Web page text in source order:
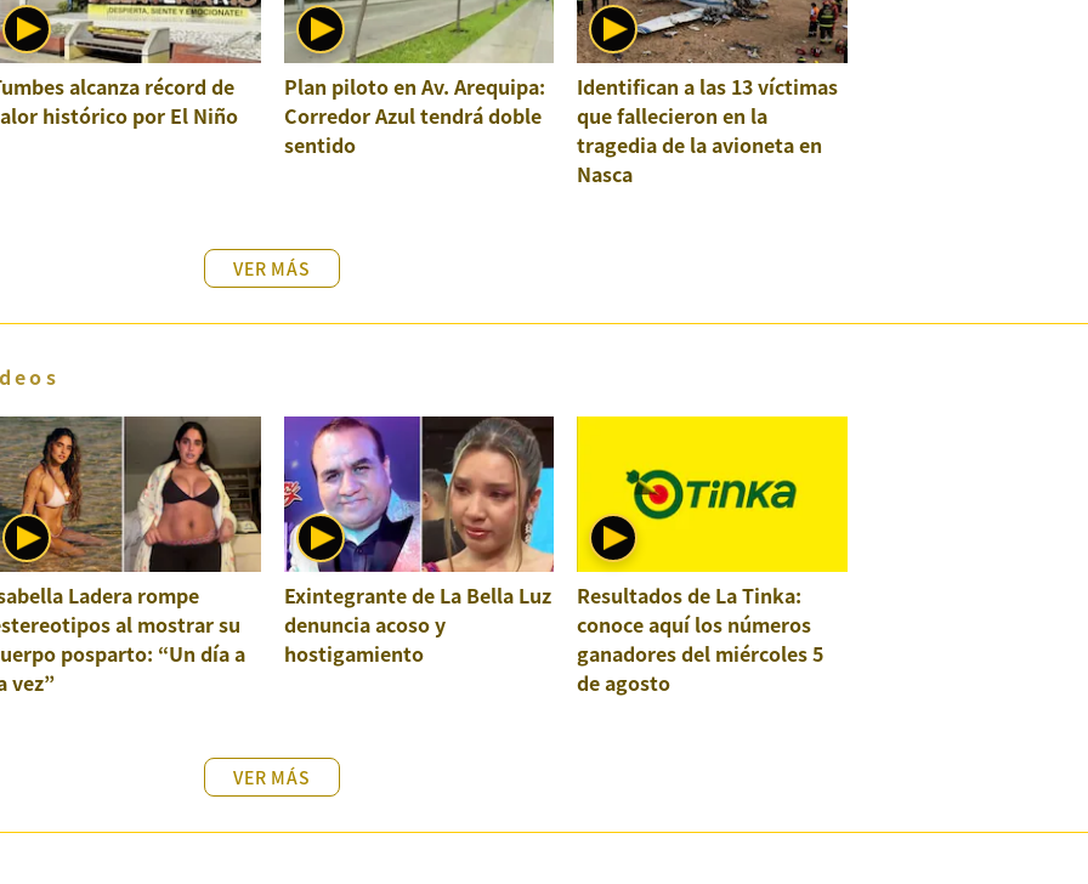
alcanza récord de
histórico por El Niño
Plan piloto en Av. Arequipa:
Corredor Azul tendrá doble
sentido
Identifican a las 13 víctimas
que fallecieron en la
tragedia de la avioneta en
Nasca
VER MÁS
Ladera rompe
al mostrar su
posparto: “Un día a
vez”
Exintegrante de La Bella Luz
denuncia acoso y
hostigamiento
Resultados de La Tinka:
conoce aquí los números
ganadores del miércoles 5
de agosto
VER MÁS